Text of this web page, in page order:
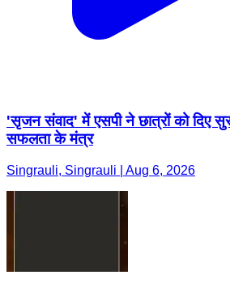
'सृजन संवाद' में एसपी ने छात्रों को दिए
सफलता के मंत्र
Singrauli, Singrauli | Aug 6, 2026